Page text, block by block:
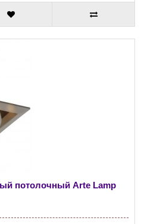
потолочный Arte Lamp